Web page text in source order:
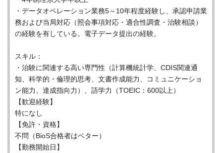
・データオペレーション業務5～10年程度経験し、承認申請業
務および当局対応（照会事項対応・適合性調査・治験相談）
の経験を有している。電子データ提出の経験。
スキル：
・治験に関連する高い専門性（計算機統計学、CDIS関連通
知、科学的・倫理的思考、文書作成能力、コミュニケーショ
ン能力、達成指向力）、語学力（TOEIC：600以上）
【歓迎経験】
特になし
【免許・資格】
不問（BioS合格者はベター）
【勤務開始日】